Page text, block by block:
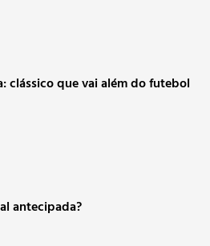
clássico que vai além do futebol
antecipada?